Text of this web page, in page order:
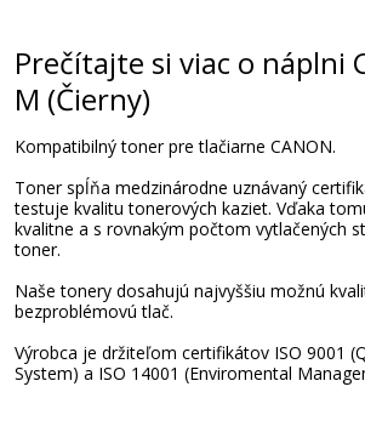
Prečítajte si viac o náplni
M (Čierny)
Kompatibilný toner pre tlačiarne CANON.
Toner spĺňa medzinárodne uznávaný
testuje kvalitu tonerových kaziet. Vďaka
kvalitne a s rovnakým počtom vytlačených
toner.
Naše tonery dosahujú najvyššiu možnú
bezproblémovú tlač.
Výrobca je držiteľom certifikátov ISO 9001
System) a ISO 14001 (Enviromental